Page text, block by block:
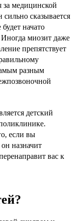
за медицинской
сказывается
начато
Иногда миозит даже
препятствует
разным
детский
если вы
назначит
вас к